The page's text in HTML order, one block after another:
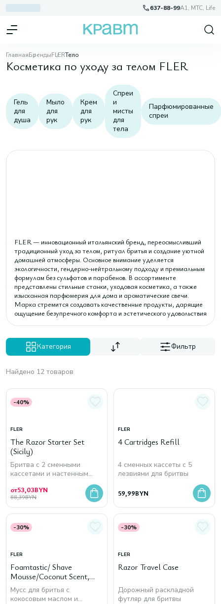
637-88-99A1, МТС, Life
ГлавнаяБрендыFLERТело
Косметика по уходу за телом FLER
Гель
для
душа
Мыло
для
рук
Крем
для
рук
Спреи
и
мисты
для
тела
Парфюмированные
спреи
FLER — инновационный итальянский бренд, переосмысливший
традиционный уход за телом, ритуал бритья и создание уютной
домашней атмосферы. Основное внимание уделяется
экологичности, гендерно-нейтральному подходу и премиальным
формулам без сульфатов и парабенов. В ассортименте
представлены стильные станки, уходовая косметика, а также
изысканная парфюмерия для дома и ароматические свечи.
Марка стремится создавать качественные продукты, дарящие
ощущение безупречного комфорта и эстетического удовольствия
Категория Фильтр
Найдено 12 товаров
-40%
FLER
The Razor Starter Set
(Sicily)
Бритва с 2 сменными
кассетами и настенным
от53,03BYN
88,39BYN
FLER
4 Cartridges Refill
4 сменных каcсеты с 5
лезвиями для бритвы
59,99BYN
-30%
FLER
Foamtastic/ Shave
Mousse/Coconut Scent,
200 мл
Мусс для бритья с
кокосовым маслом и
-30%
FLER
Razor Travel Case
Дорожный раскладной
футляр для бритвы